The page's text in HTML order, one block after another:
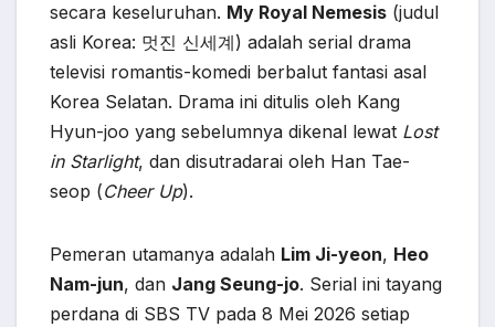
secara keseluruhan. My Royal Nemesis (judul
asli Korea: 멋진 신세계) adalah serial drama
televisi romantis-komedi berbalut fantasi asal
Korea Selatan. Drama ini ditulis oleh Kang
Hyun-joo yang sebelumnya dikenal lewat Lost
in Starlight, dan disutradarai oleh Han Tae-
seop (Cheer Up).
Pemeran utamanya adalah Lim Ji-yeon, Heo
Nam-jun, dan Jang Seung-jo. Serial ini tayang
perdana di SBS TV pada 8 Mei 2026 setiap